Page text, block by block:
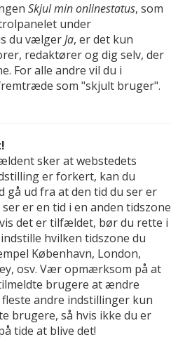
Skjul min onlinestatus, som
under
du vælgerJa, er det kun
redaktører og dig selv, der
For alle andre vil du i
som "skjult bruger".
sker at webstedets
er forkert, kan du
gå ud fra at den tid du ser er
er en tid i en anden tidszone
det er tilfældet, bør du rette i
hvilken tidszone du
København, London,
osv. Vær opmærksom på at
brugere at ændre
andre indstillinger kun
brugere, så hvis ikke du er
tide at blive det!